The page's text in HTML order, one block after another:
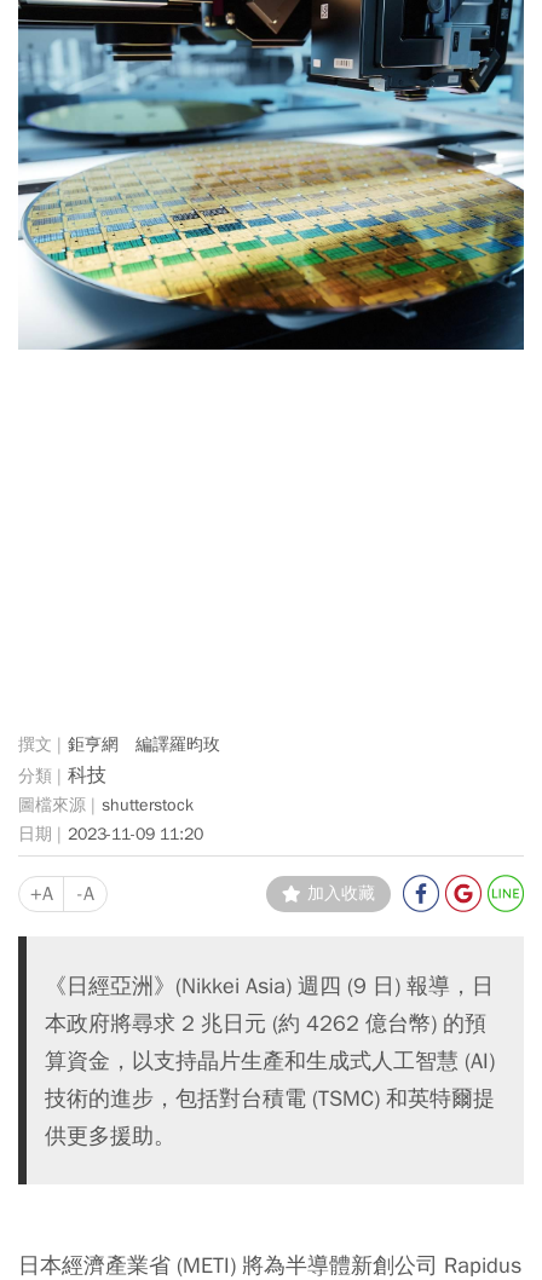
鉅亨網 編譯羅昀玫
科技
shutterstock
2023-11-09 11:20
+A -A 加入收藏
《日經亞洲》(Nikkei Asia) 週四 (9 日) 報導，日
本政府將尋求 2 兆日元 (約 4262 億台幣) 的預
算資金，以支持晶片生產和生成式人工智慧 (AI)
技術的進步，包括對台積電 (TSMC) 和英特爾提
供更多援助。
日本經濟產業省 (METI) 將為半導體新創公司 Rapidus